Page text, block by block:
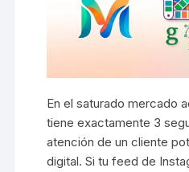
En el saturado mercado
tiene exactamente 3
atención de un cliente
digital. Si tu feed de